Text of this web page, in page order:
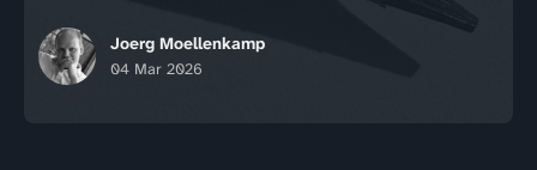
Joerg Moellenkamp
04 Mar 2026